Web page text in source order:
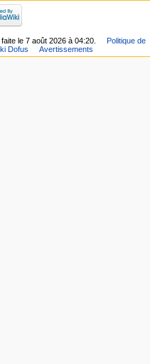
le 7 août 2026 à 04:20.
Politique de
Dofus Avertissements